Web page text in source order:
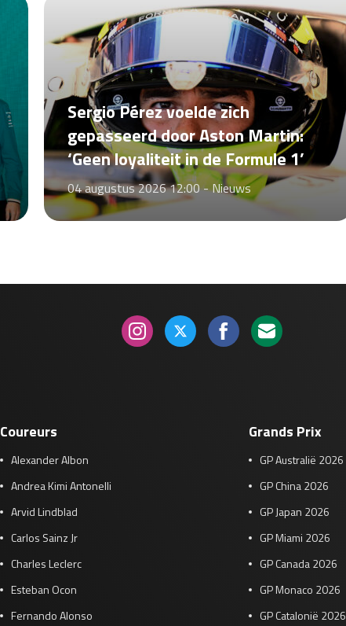
Sergio Pérez voelde zich
gepasseerd door Aston Martin:
‘Geen loyaliteit in de Formule 1’
04 augustus 2026 12:00 -Nieuws
Coureurs
Alexander Albon
Andrea Kimi Antonelli
Arvid Lindblad
Carlos Sainz Jr
Charles Leclerc
Esteban Ocon
Fernando Alonso
Grands Prix
GP Australië 2026
GP China 2026
GP Japan 2026
GP Miami 2026
GP Canada 2026
GP Monaco 2026
GP Catalonië 2026